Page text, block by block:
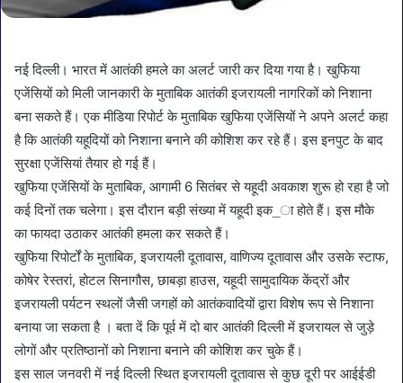
नई दिल्ली। भारत में आतंकी हमले का अलर्ट जारी कर दिया गया है। खुफिया
एजेंसियों को मिली जानकारी के मुताबिक आतंकी इजरायली नागरिकों को निशाना
बना सकते हैं। एक मीडिया रिपोर्ट के मुताबिक खुफिया एजेंसियों ने अपने अलर्ट कहा
है कि आतंकी यहूदियों को निशाना बनाने की कोशिश कर रहे हैं। इस इनपुट के बाद
सुरक्षा एजेंसियां तैयार हो गई हैं।
खुफिया एजेंसियों के मुताबिक, आगामी 6 सितंबर से यहूदी अवकाश शुरू हो रहा है जो
कई दिनों तक चलेगा। इस दौरान बड़ी संख्या में यहूदी इक_ा होते हैं। इस मौके
का फायदा उठाकर आतंकी हमला कर सकते हैं।
खुफिया रिपोर्टों के मुताबिक, इजरायली दूतावास, वाणिज्य दूतावास और उसके स्टाफ,
कोषेर रेस्तरां, होटल सिनागौस, छाबड़ा हाउस, यहूदी सामुदायिक केंद्रों और
इजरायली पर्यटन स्थलों जैसी जगहों को आतंकवादियों द्वारा विशेष रूप से निशाना
बनाया जा सकता है । बता दें कि पूर्व में दो बार आतंकी दिल्ली में इजरायल से जुड़े
लोगों और प्रतिष्ठानों को निशाना बनाने की कोशिश कर चुके हैं।
इस साल जनवरी में नई दिल्ली स्थित इजरायली दूतावास से कुछ दूरी पर आईईडी